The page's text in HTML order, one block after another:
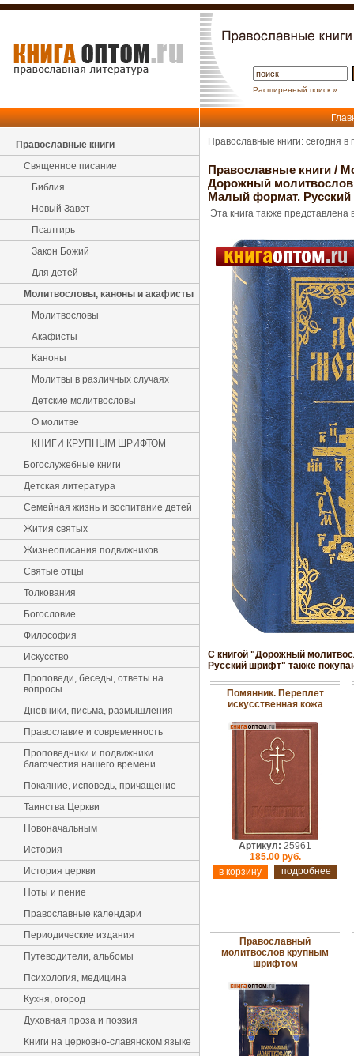
Расширенный поиск »
Православные книги
Священное писание
Библия
Новый Завет
Псалтирь
Закон Божий
Для детей
Молитвословы, каноны и акафисты
Молитвословы
Акафисты
Каноны
Молитвы в различных случаях
Детские молитвословы
О молитве
КНИГИ КРУПНЫМ ШРИФТОМ
Богослужебные книги
Детская литература
Семейная жизнь и воспитание детей
Жития святых
Жизнеописания подвижников
Святые отцы
Толкования
Богословие
Философия
Искусство
Проповеди, беседы, ответы на
вопросы
Дневники, письма, размышления
Православие и современность
Проповедники и подвижники
благочестия нашего времени
Покаяние, исповедь, причащение
Таинства Церкви
Новоначальным
История
История церкви
Ноты и пение
Православные календари
Периодические издания
Путеводители, альбомы
Психология, медицина
Кухня, огород
Духовная проза и поэзия
Книги на церковно-славянском языке
Православные книги: сегодня
Православные книги /
Дорожный
Малый формат.
Эта книга также представлена
С книгой "Дорожный
Русский шрифт" также
Помянник. Переплет
искусственная кожа
Артикул: 25961
185.00 руб.
подробнее
Православный
молитвослов крупным
шрифтом